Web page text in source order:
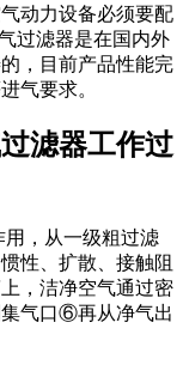
动力设备必须要配
过滤器是在国内外
，目前产品性能完
气要求。
滤器工作过
，从一级粗过滤
性、扩散、接触阻
，洁净空气通过密
气口⑥再从净气出